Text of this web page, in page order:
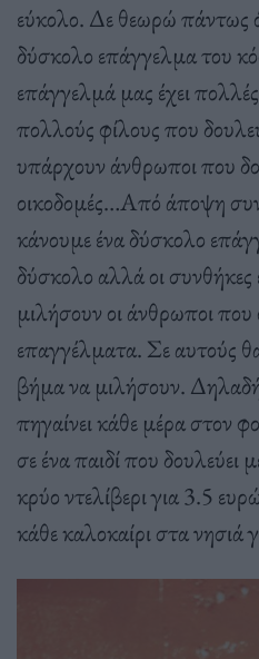
εύκολο. Δε θεωρώ πάντως
δύσκολο επάγγελμα του
επάγγελμά μας έχει
πολλούς φίλους που
υπάρχουν άνθρωποι που
οικοδομές…Από άποψη
κάνουμε ένα δύσκολο
δύσκολο αλλά οι συνθήκες
μιλήσουν οι άνθρωποι
επαγγέλματα. Σε αυτούς
βήμα να μιλήσουν.
πηγαίνει κάθε μέρα στον
σε ένα παιδί που δουλεύει
κρύο ντελίβερι για 3.5
κάθε καλοκαίρι στα νησιά